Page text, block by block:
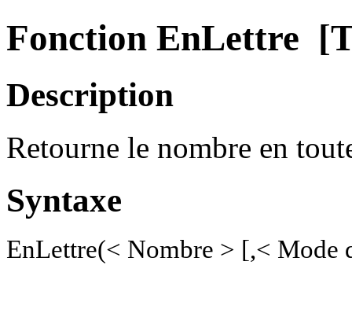
Fonction EnLettre
Description
Retourne le nombre en
Syntaxe
EnLettre(< Nombre > [,< Mode